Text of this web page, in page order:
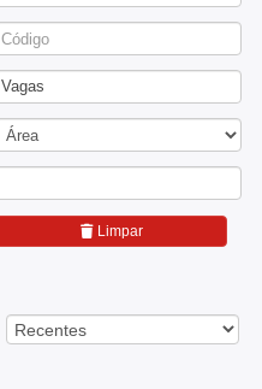
Vagas
Limpar